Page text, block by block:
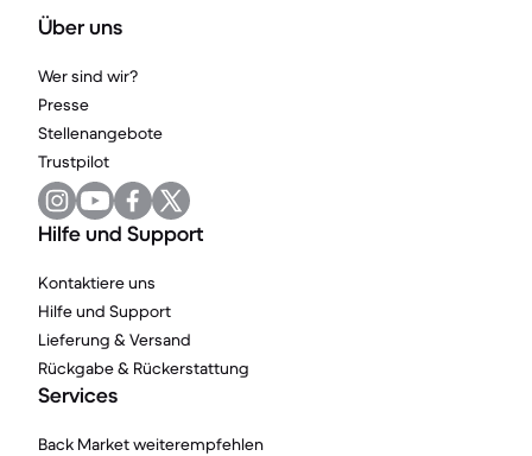
Über uns
Wer sind wir?
Presse
Stellenangebote
Trustpilot
Hilfe und Support
Kontaktiere uns
Hilfe und Support
Lieferung & Versand
Rückgabe & Rückerstattung
Services
Back Market weiterempfehlen